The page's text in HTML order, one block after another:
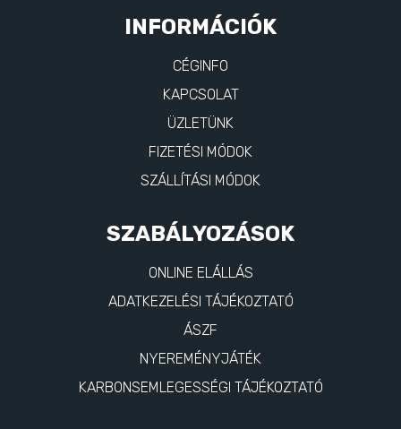
INFORMÁCIÓK
CÉGINFO
KAPCSOLAT
ÜZLETÜNK
FIZETÉSI MÓDOK
SZÁLLÍTÁSI MÓDOK
SZABÁLYOZÁSOK
ONLINE ELÁLLÁS
ADATKEZELÉSI TÁJÉKOZTATÓ
ÁSZF
NYEREMÉNYJÁTÉK
KARBONSEMLEGESSÉGI TÁJÉKOZTATÓ